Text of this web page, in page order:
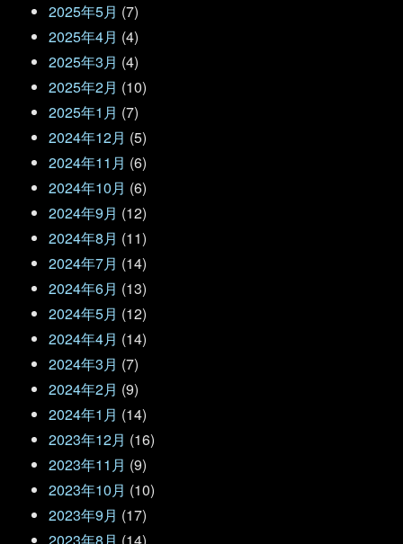
2025年5月 (7)
2025年4月 (4)
2025年3月 (4)
2025年2月 (10)
2025年1月 (7)
2024年12月 (5)
2024年11月 (6)
2024年10月 (6)
2024年9月 (12)
2024年8月 (11)
2024年7月 (14)
2024年6月 (13)
2024年5月 (12)
2024年4月 (14)
2024年3月 (7)
2024年2月 (9)
2024年1月 (14)
2023年12月 (16)
2023年11月 (9)
2023年10月 (10)
2023年9月 (17)